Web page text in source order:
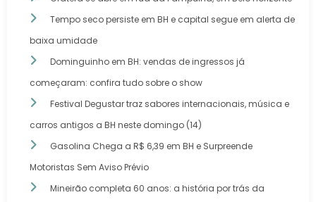
Tempo seco persiste em BH e capital segue em alerta de
baixa umidade
Dominguinho em BH: vendas de ingressos já
começaram: confira tudo sobre o show
Festival Degustar traz sabores internacionais, música e
carros antigos a BH neste domingo (14)
Gasolina Chega a R$ 6,39 em BH e Surpreende
Motoristas Sem Aviso Prévio
Mineirão completa 60 anos: a história por trás da